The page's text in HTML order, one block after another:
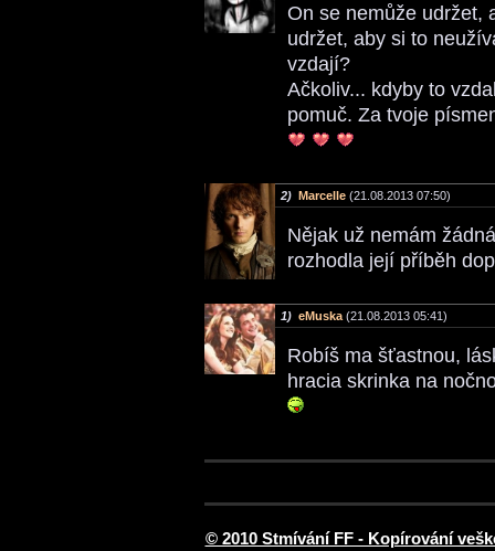
On se nemůže udržet,
udržet, aby si to
vzdají?
Ačkoliv... kdyby to
pomuč. Za tvoje
2) Marcelle (21.08.2013 07:50)
Nějak už nemám
rozhodla její příběh
1) eMuska(21.08.2013 05:41)
Robíš ma šťastnou,
hracia skrinka na
© 2010 Stmívání FF - Kopírování